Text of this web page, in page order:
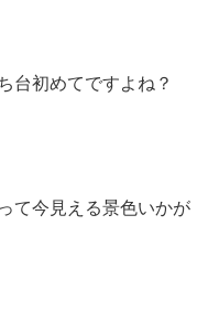
台初めてですよね？
て今見える景色いかが